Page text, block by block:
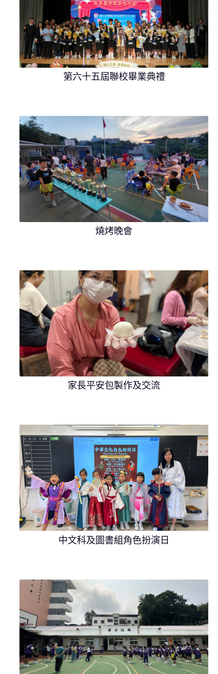
第六十五屆聯校畢業典禮
燒烤晚會
家長平安包製作及交流
中文科及圖書組角色扮演日